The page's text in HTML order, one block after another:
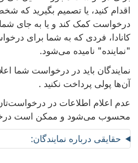
اقدام کنید، یا تصمیم بگیرید که
درخواست کمک کند و یا به جای
کانادا، فردی که به شما برای
"نماینده" نامیده می‌شود.
نمایندگان باید در درخواست شما
آن‌ها پولی پرداخت نکنید .
عدم اعلام اطلاعات در
محسوب می‌شود و ممکن است
حقایقی درباره نمایندگان: